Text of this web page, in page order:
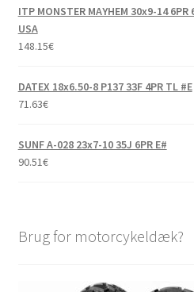
ITP MONSTER MAYHEM 30x9-14
USA
148.15€
DATEX 18x6.50-8 P137 33F 4PR TL #E
71.63€
SUNF A-028 23x7-10 35J 6PR E#
90.51€
Brug for motorcykeldæk?